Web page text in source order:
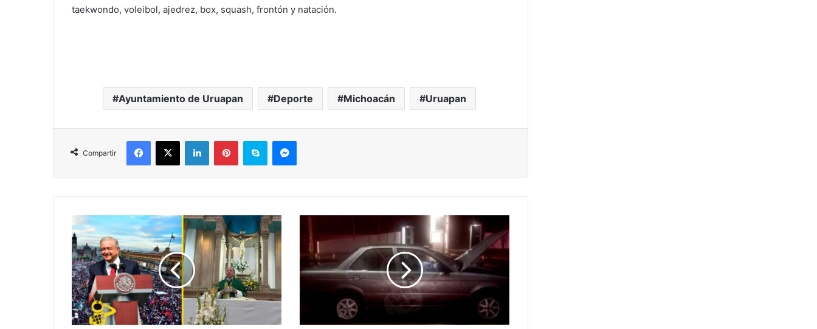
taekwondo, voleibol, ajedrez, box, squash, frontón y natación.
Ayuntamiento de Uruapan Deporte Michoacán Uruapan
Compartir
Facebook
X LinkedInPinterestSkype Messenger
De
Apatzingán
Pide
Tener
Un
Día
De
Luto
Chavo
Ejecutado
A
Su